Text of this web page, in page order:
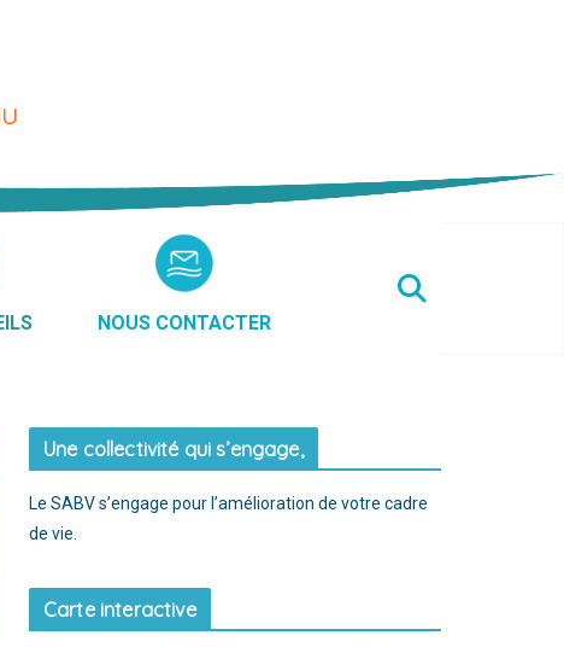
NOUS CONTACTER
Une collectivité qui s’engage,
Le SABV s’engage pour l’amélioration de votre cadre
de vie.
Carte interactive